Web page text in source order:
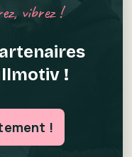
vibrez !
!
!